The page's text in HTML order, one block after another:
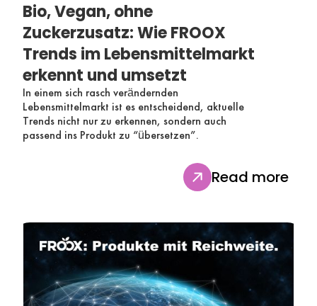
Bio, Vegan, ohne
Zuckerzusatz: Wie FROOX
Trends im Lebensmittelmarkt
erkennt und umsetzt
In einem sich rasch verändernden
Lebensmittelmarkt ist es entscheidend, aktuelle
Trends nicht nur zu erkennen, sondern auch
passend ins Produkt zu “übersetzen”.
Read more